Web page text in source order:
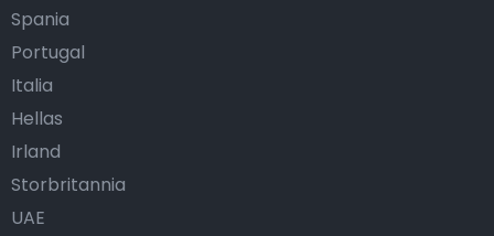
Spania
Portugal
Italia
Hellas
Irland
Storbritannia
UAE